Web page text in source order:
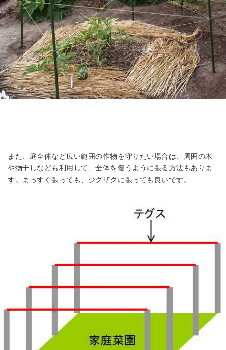
また、庭全体など広い範囲の作物を守りたい場合は、周囲の木
や物干しなども利用して、全体を覆うように張る方法もありま
す。まっすぐ張っても、ジグザグに張っても良いです。